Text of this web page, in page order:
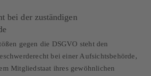
bei der zuständigen
gegen die DSGVO steht den
bei einer Aufsichtsbehörde,
Mitgliedstaat ihres gewöhnlichen